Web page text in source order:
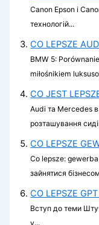
Canon Epson і
технологій...
CO LEPSZE
BMW 5:
miłośnikiem
CO JEST
Audi та Mercedes в
розташування
CO LEPSZE
Co lepsze:
зайнятися
CO LEPSZE
Вступ до теми
у...